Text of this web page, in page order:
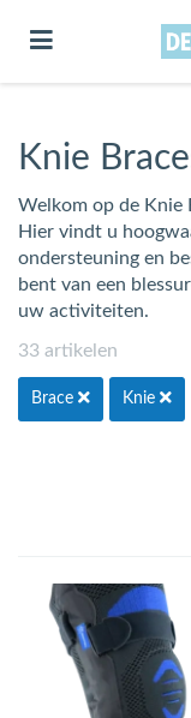
(Badkamer,
(Elke Dag)
(Welzijn &
Toggle navigation
Knie
Welkom op de Knie
Hier vindt u
ondersteuning en
bent van een
uw activiteiten.
33 artikelen
Brace Knie